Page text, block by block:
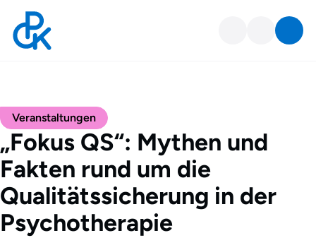
„Fokus QS“: Mythen und
Fakten rund um die
Qualitätssicherung in der
Psychotherapie
Veranstaltungen